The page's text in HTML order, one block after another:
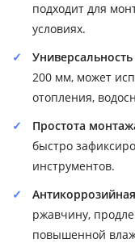
подходит для
условиях.
Универсальность
200 мм, может
отопления,
Простота
быстро
инструментов.
ржавчину,
повышенной